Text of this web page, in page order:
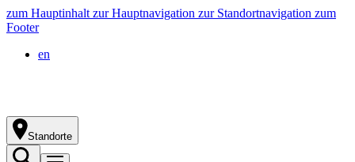
zum Hauptinhalt zur Hauptnavigation zur Standortnavigation zum
Footer
en
Standorte